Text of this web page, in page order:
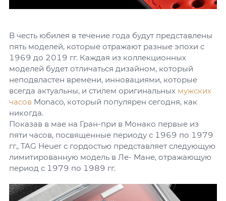
В честь юбилея в течение года будут представлены
пять моделей, которые отражают разные эпохи с
1969 до 2019 гг. Каждая из коллекционных
моделей будет отличаться дизайном, который
неподвластен времени, инновациями, которые
всегда актуальны, и стилем оригинальных мужских
часов Monaco, который популярен сегодня, как
никогда.
Показав в мае на Гран-при в Монако первые из
пяти часов, посвященные периоду с 1969 по 1979
гг., TAG Heuer с гордостью представляет следующую
лимитированную модель в Ле- Мане, отражающую
период с 1979 по 1989 гг.